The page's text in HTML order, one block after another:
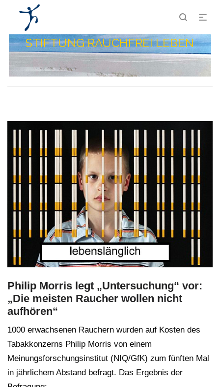
STIFTUNG RAUCHFREI LEBEN
Philip Morris legt „Untersuchung“ vor:
„Die meisten Raucher wollen nicht
aufhören“
1000 erwachsenen Rauchern wurden auf Kosten des
Tabakkonzerns Philip Morris von einem
Meinungsforschungsinstitut (NIQ/GfK) zum fünften Mal
in jährlichem Abstand befragt. Das Ergebnis der